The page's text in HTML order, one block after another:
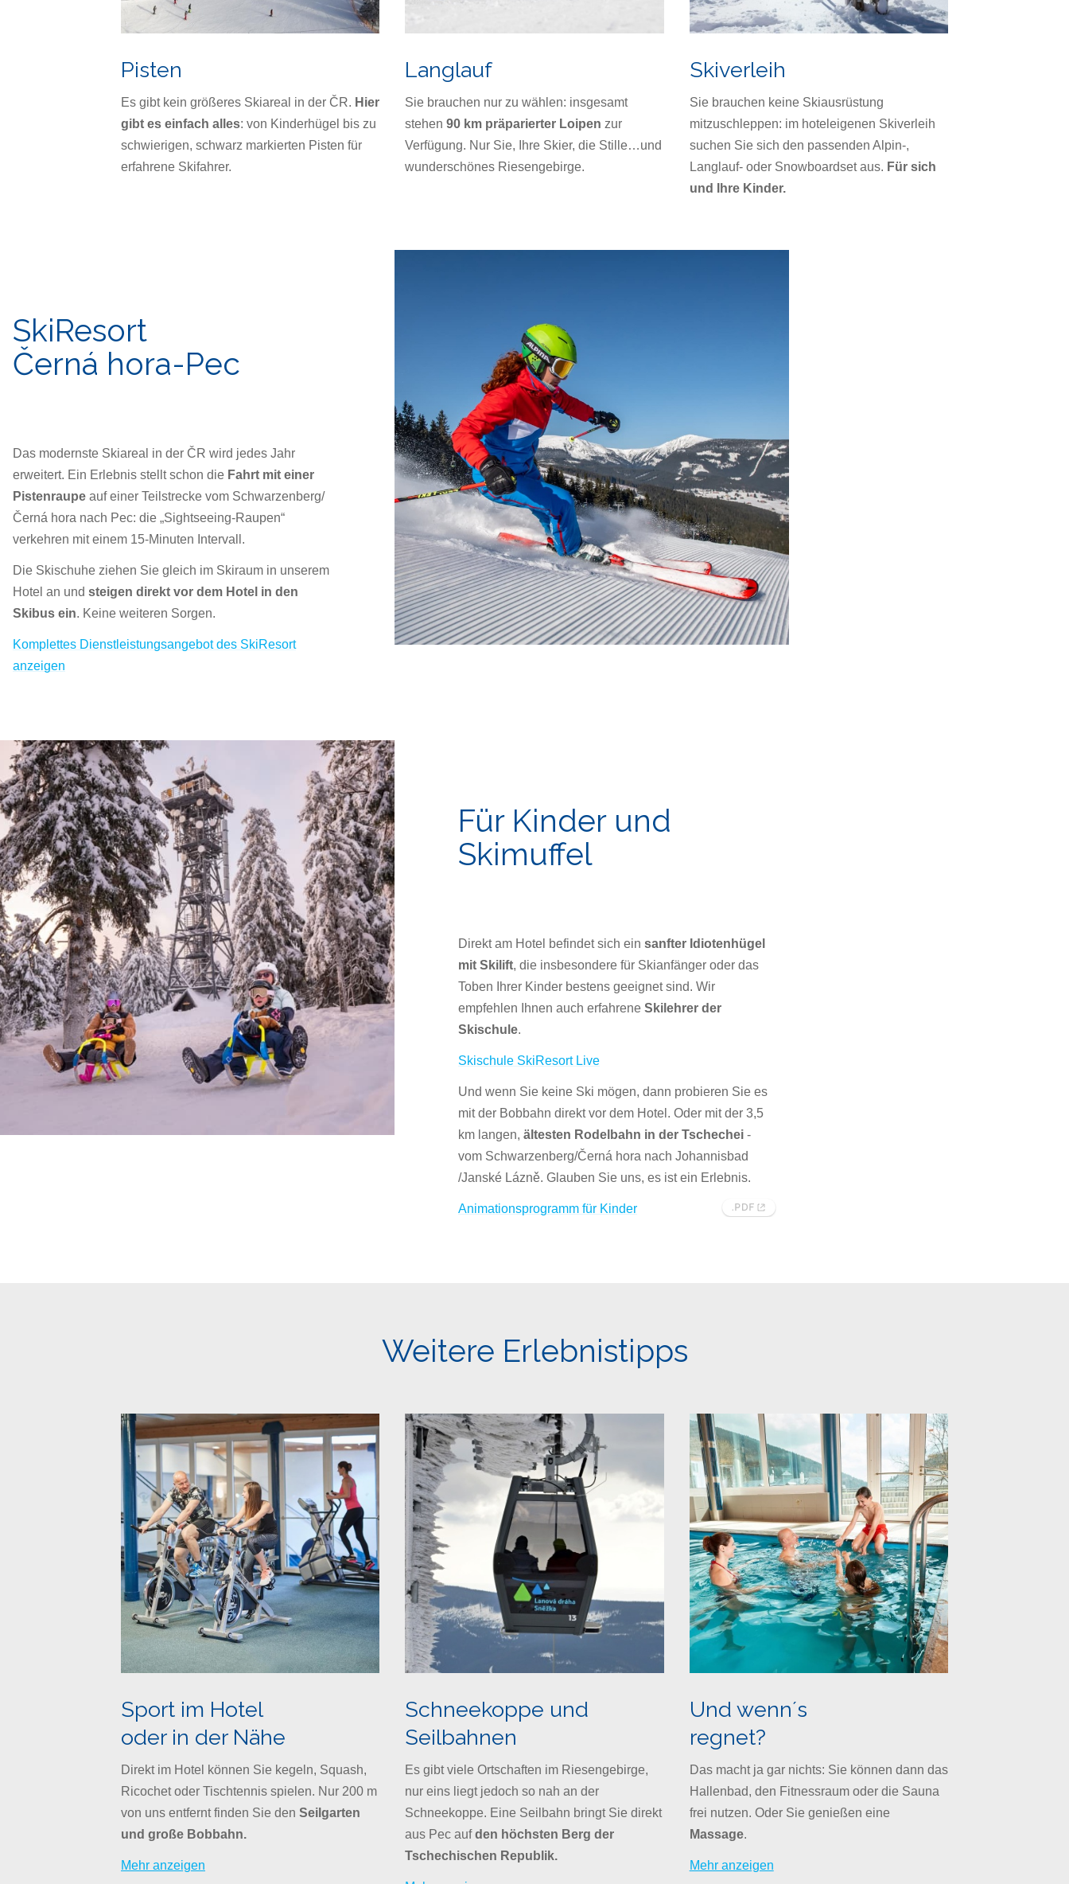
Pisten
Es gibt kein größeres Skiareal in der ČR. Hier
gibt es einfach alles: von Kinderhügel bis zu
schwierigen, schwarz markierten Pisten für
erfahrene Skifahrer.
Langlauf
Sie brauchen nur zu wählen: insgesamt
stehen90 km präparierter Loipen zur
Verfügung. Nur Sie, Ihre Skier, die Stille…und
wunderschönes Riesengebirge.
Skiverleih
Sie brauchen keine Skiausrüstung
mitzuschleppen: im hoteleigenen Skiverleih
suchen Sie sich den passenden Alpin-,
Langlauf- oder Snowboardset aus. Für sich
und Ihre Kinder.
SkiResort
Černá hora-Pec
Das modernste Skiareal in der ČR wird jedes Jahr
erweitert. Ein Erlebnis stellt schon die Fahrt mit einer
Pistenraupe auf einer Teilstrecke vom Schwarzenberg/
Černá hora nach Pec: die „Sightseeing-Raupen“
verkehren mit einem 15-Minuten Intervall.
Die Skischuhe ziehen Sie gleich im Skiraum in unserem
Hotel an und steigen direkt vor dem Hotel in den
Skibus ein. Keine weiteren Sorgen.
Komplettes Dienstleistungsangebot des SkiResort
anzeigen
Für Kinder und
Skimuffel
Direkt am Hotel befindet sich ein sanfter Idiotenhügel
mit Skilift, die insbesondere für Skianfänger oder das
Toben Ihrer Kinder bestens geeignet sind. Wir
empfehlen Ihnen auch erfahrene Skilehrer der
Skischule.
Skischule SkiResort Live
Und wenn Sie keine Ski mögen, dann probieren Sie es
mit der Bobbahn direkt vor dem Hotel. Oder mit der 3,5
km langen, ältesten Rodelbahn in der Tschechei -
vom Schwarzenberg/Černá hora nach Johannisbad
/Janské Lázně. Glauben Sie uns, es ist ein Erlebnis.
Animationsprogramm für Kinder
Weitere Erlebnistipps
Sport im Hotel
oder in der Nähe
Direkt im Hotel können Sie kegeln, Squash,
Ricochet oder Tischtennis spielen. Nur 200 m
von uns entfernt finden Sie den Seilgarten
und große Bobbahn.
Mehr anzeigen
Schneekoppe und
Seilbahnen
Es gibt viele Ortschaften im Riesengebirge,
nur eins liegt jedoch so nah an der
Schneekoppe. Eine Seilbahn bringt Sie direkt
aus Pec aufden höchsten Berg der
Tschechischen Republik.
Und wenn´s
regnet?
Das macht ja gar nichts: Sie können dann das
Hallenbad, den Fitnessraum oder die Sauna
frei nutzen. Oder Sie genießen eine
Massage.
Mehr anzeigen